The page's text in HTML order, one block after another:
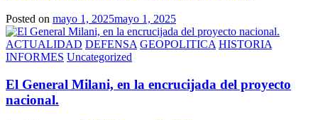
Posted on mayo 1, 2025mayo 1, 2025
ACTUALIDAD DEFENSA GEOPOLITICA HISTORIA
INFORMES Uncategorized
El General Milani, en la encrucijada del proyecto
nacional.